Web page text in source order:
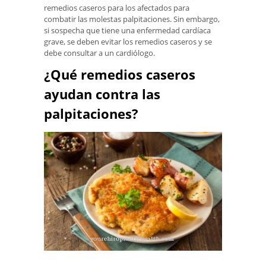
remedios caseros para los afectados para
combatir las molestas palpitaciones. Sin embargo,
si sospecha que tiene una enfermedad cardíaca
grave, se deben evitar los remedios caseros y se
debe consultar a un cardiólogo.
¿Qué remedios caseros
ayudan contra las
palpitaciones?